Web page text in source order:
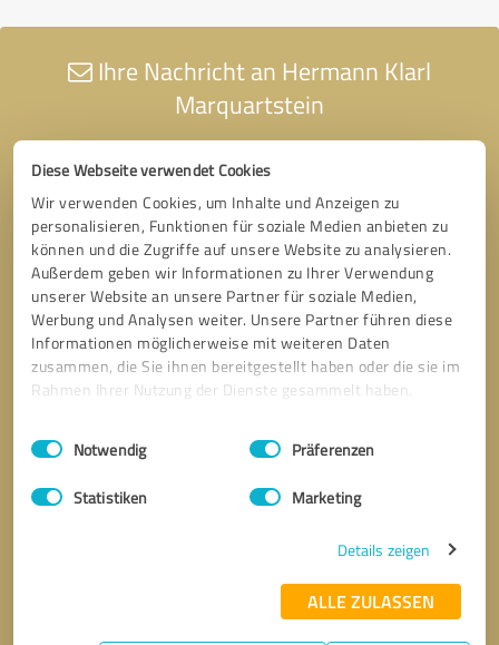
Diese Webseite verwendet Cookies
Wir verwenden Cookies, um Inhalte und Anzeigen zu
personalisieren, Funktionen für soziale Medien anbieten zu
können und die Zugriffe auf unsere Website zu analysieren.
Außerdem geben wir Informationen zu Ihrer Verwendung
unserer Website an unsere Partner für soziale Medien,
Werbung und Analysen weiter. Unsere Partner führen diese
Informationen möglicherweise mit weiteren Daten
zusammen, die Sie ihnen bereitgestellt haben oder die sie im
Rahmen Ihrer Nutzung der Dienste gesammelt haben.
Impressum Datenschutzbestimmungen
Einwilligungsauswahl
Notwendig Präferenzen
Statistiken Marketing
Details zeigen
ALLE ZULASSEN
Ihre Nachricht an Hermann Klarl
Marquartstein
* Erforderliche Angaben